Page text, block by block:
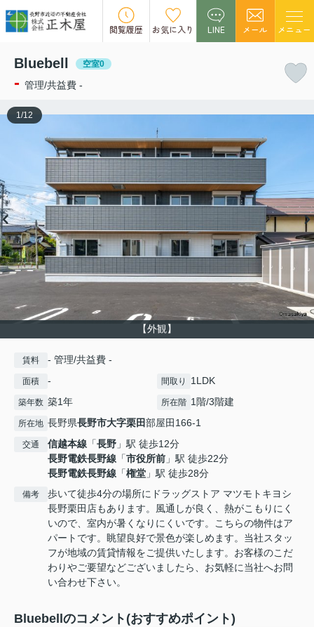
閲覧履歴 お気に入り LINE メール メニュー
この物件の募集は終了しました。
Bluebell 空室0
- 管理/共益費 -
【外観】
1/12
賃料 - 管理/共益費 -
面積 - 間取り 1LDK
築年数 築1年 所在階 1階/3階建
所在地 長野県長野市大字栗田部屋田166-1
交通 信越本線 「長野 」駅 徒歩12分
長野電鉄長野線 「市役所前 」駅 徒歩22分
長野電鉄長野線 「権堂 」駅 徒歩28分
備考
歩いて徒歩4分の場所にドラッグストア マツモトキヨシ
長野栗田店もあります。風通しが良く、熱がこもりにく
いので、室内が暑くなりにくいです。こちらの物件はア
パートです。眺望良好で景色が楽しめます。当社スタッ
フが地域の賃貸情報をご提供いたします。お客様のこだ
わりやご要望などございましたら、お気軽に当社へお問
い合わせ下さい。
Bluebellのコメント(おすすめポイント)